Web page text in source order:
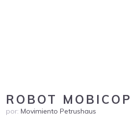
ROBOT MOBICOP
por: Movimiento Petrushaus